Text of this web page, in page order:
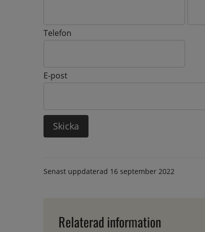
Telefon
E-post
Senast uppdaterad 16 september 2022
Relaterad information